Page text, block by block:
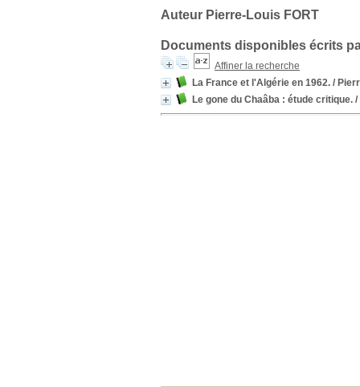
Auteur Pierre-Louis FORT
Documents disponibles écrits
Affiner la recherche
La France et l'Algérie en 1962. /
Le gone du Chaâba : étude critique. /